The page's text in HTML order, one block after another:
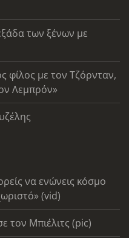
των ξένων με
φίλος με τον Τζόρνταν,
Λεμπρόν»
να ενώνεις κόσμο
(vid)
τον Μπιέλιτς (pic)